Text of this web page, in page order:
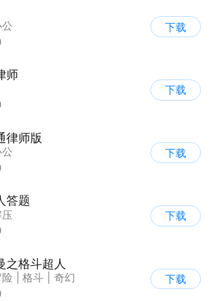
下载
师
下载
律师版
下载
答题
下载
之格斗超人
格斗
奇幻
下载